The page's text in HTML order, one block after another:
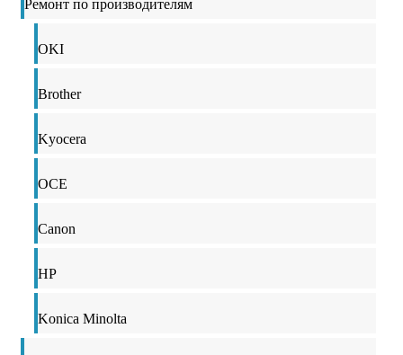
Ремонт по производителям
OKI
Brother
Kyocera
OCE
Canon
HP
Konica Minolta